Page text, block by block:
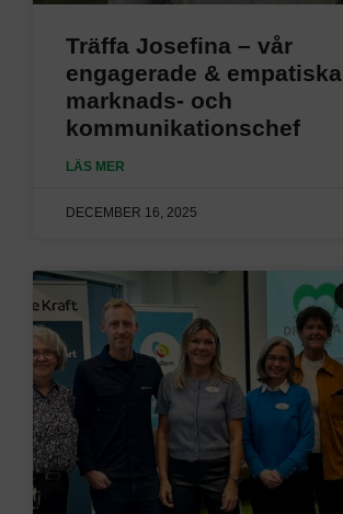
Träffa Josefina – vår
engagerade & empatiska
marknads- och
kommunikationschef
LÄS MER
DECEMBER 16, 2025